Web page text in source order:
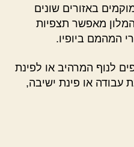
באזורים שונים
מאפשר תצפיות
המהמם ביופיו.
לנוף המרהיב או לפינת
עבודה או פינת ישיבה,